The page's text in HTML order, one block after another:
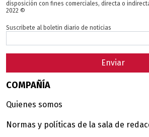
disposición con fines comerciales, directa o
2022 ©
Suscribete al boletin diario de noticias
Enviar
COMPAÑÍA
Quienes somos
Normas y políticas de la sala de